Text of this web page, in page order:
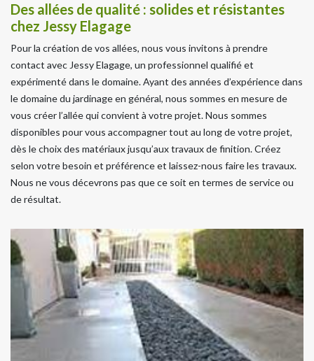
Des allées de qualité : solides et résistantes
chez Jessy Elagage
Pour la création de vos allées, nous vous invitons à prendre
contact avec Jessy Elagage, un professionnel qualifié et
expérimenté dans le domaine. Ayant des années d’expérience dans
le domaine du jardinage en général, nous sommes en mesure de
vous créer l’allée qui convient à votre projet. Nous sommes
disponibles pour vous accompagner tout au long de votre projet,
dès le choix des matériaux jusqu’aux travaux de finition. Créez
selon votre besoin et préférence et laissez-nous faire les travaux.
Nous ne vous décevrons pas que ce soit en termes de service ou
de résultat.